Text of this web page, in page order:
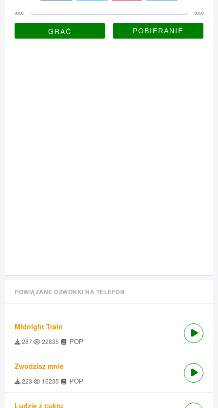
00:00 00:00
GRAĆ
POWIĄZANE DZWONKI NA TELEFON
Midnight Train
287 22835 POP
Zwodzisz mnie
223 16235 POP
Ludzie z cukru